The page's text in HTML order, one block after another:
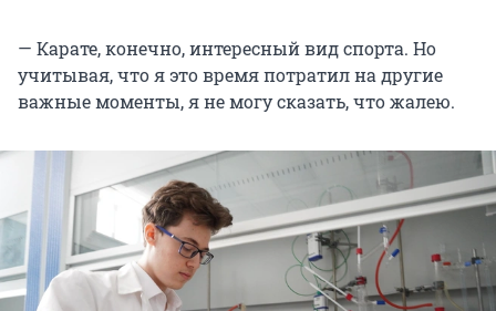
— Карате, конечно, интересный вид спорта. Но
учитывая, что я это время потратил на другие
важные моменты, я не могу сказать, что жалею.